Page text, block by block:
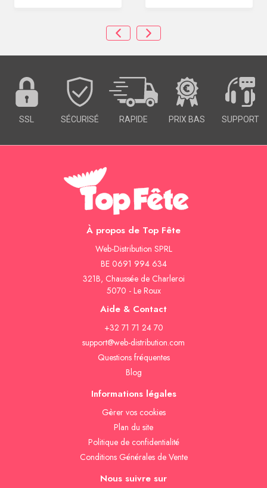
SSL SÉCURISÉ RAPIDE PRIX BAS SUPPORT
À propos de Top Fête
Web-Distribution SPRL
BE 0691 994 634
321B, Chaussée de Charleroi
5070 - Le Roux
Aide & Contact
+32 71 71 24 70
support@web-distribution.com
Questions fréquentes
Blog
Informations légales
Gèrer vos cookies
Plan du site
Politique de confidentialité
Conditions Générales de Vente
Nous suivre sur